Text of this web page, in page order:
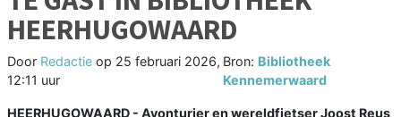
HEERHUGOWAARD
Door Redactie op 25 februari 2026,
12:11 uur
Bron: Bibliotheek
Kennemerwaard
HEERHUGOWAARD - Avonturier en wereldfietser Joost Reus